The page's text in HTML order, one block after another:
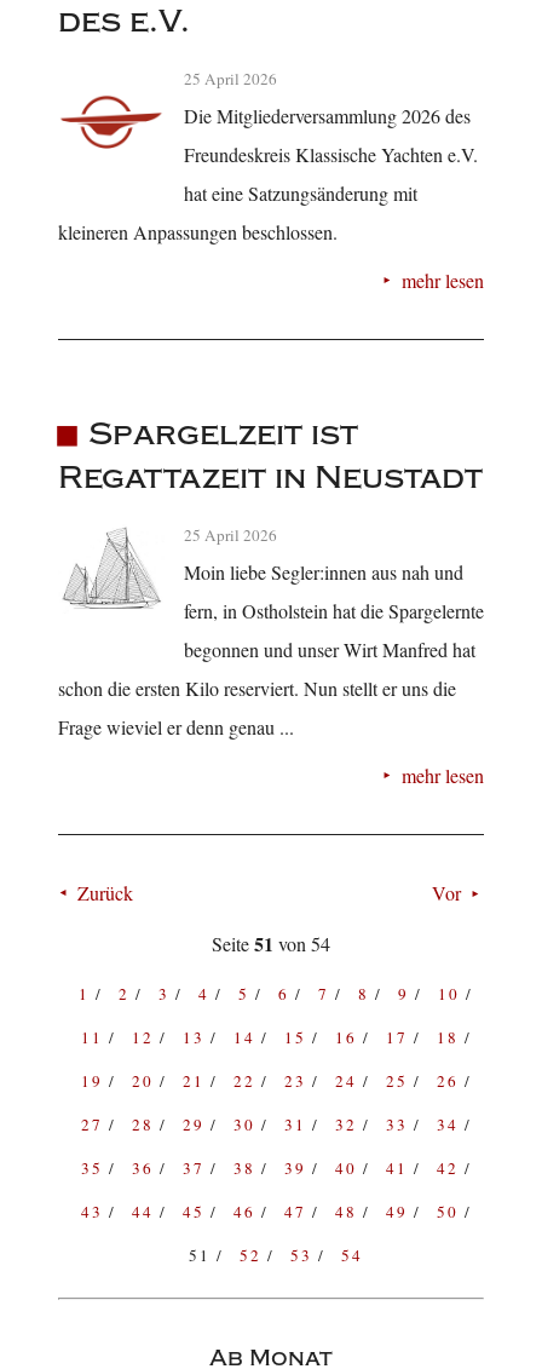
des e.V.
25 April 2026
Die Mitgliederversammlung 2026 des
Freundeskreis Klassische Yachten e.V.
hat eine Satzungsänderung mit
kleineren Anpassungen beschlossen.
mehr lesen
Spargelzeit ist
Regattazeit in Neustadt
25 April 2026
Moin liebe Segler:innen aus nah und
fern, in Ostholstein hat die Spargelernte
begonnen und unser Wirt Manfred hat
schon die ersten Kilo reserviert. Nun stellt er uns die
Frage wieviel er denn genau ...
mehr lesen
Zurück
Vor
Seite51 von 54
1 2 3 4 5 6 7 8 9
10
11
12 13 14 15 16 17
18
19
20 21 22 23 24 25
26
27
28 29 30 31 32 33
34
35
36 37 38 39 40 41
42
43
44 45 46 47 48 49
50
51
52 53 54
Ab Monat